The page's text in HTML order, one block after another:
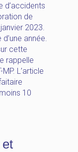
d’accidents
de
2023.
année.
cette
rappelle
L’article
10